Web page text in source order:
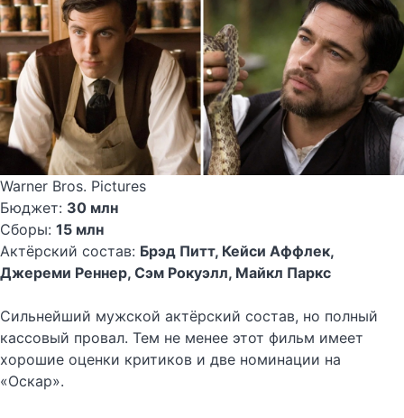
Warner Bros. Pictures
Бюджет: 30 млн
Сборы: 15 млн
Актёрский состав: Брэд Питт, Кейси Аффлек,
Джереми Реннер, Сэм Рокуэлл, Майкл Паркс
Сильнейший мужской актёрский состав, но полный
кассовый провал. Тем не менее этот фильм имеет
хорошие оценки критиков и две номинации на
«Оскар».